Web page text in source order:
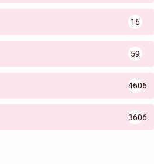
16
59
4606
3606